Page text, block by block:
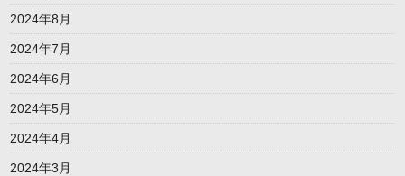
2024年8月
2024年7月
2024年6月
2024年5月
2024年4月
2024年3月